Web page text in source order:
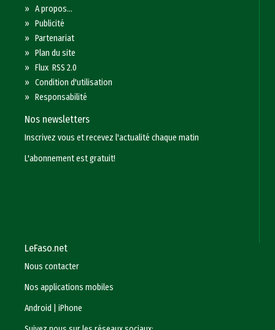
»A propos...
»Publicité
»Partenariat
»Plan du site
»Flux RSS 2.0
»Condition d'utilisation
»Responsabilité
Nos newsletters
Inscrivez vous et recevez l'actualité chaque matin
L'abonnement est gratuit!
LeFaso.net
Nous contacter
Nos applications mobiles
Android
|iPhone